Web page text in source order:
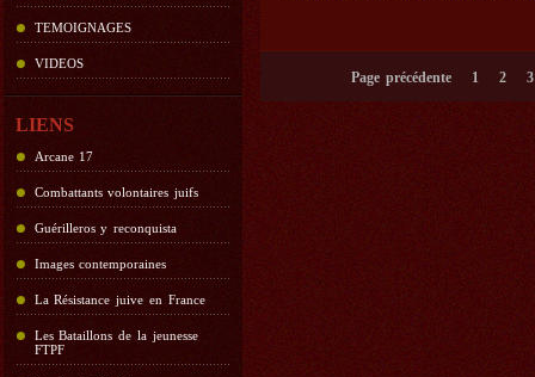
TEMOIGNAGES
VIDEOS
LIENS
Arcane 17
Combattants volontaires juifs
Guérilleros y reconquista
Images contemporaines
La Résistance juive en France
Les Bataillons de la jeunesse
FTPF
Page précédente 1 2 3